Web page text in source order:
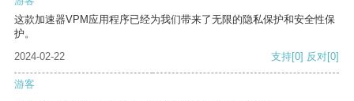
这款加速器VPM应用程序已经为我们带来了无限的隐私保护和安全性保
护。
2024-02-22
支持[0] 反对[0]
游客